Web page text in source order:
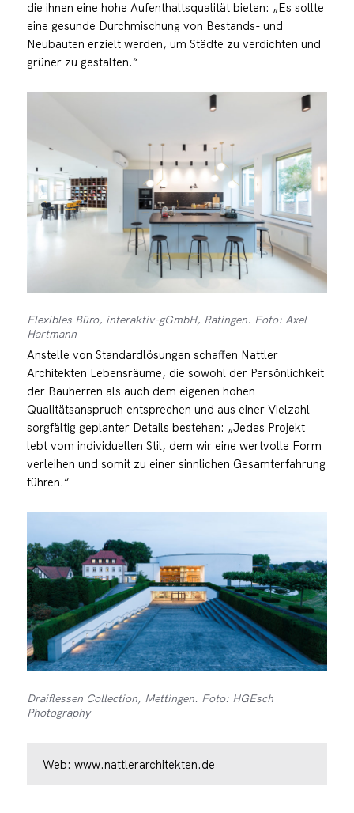
die ihnen eine hohe Aufenthaltsqualität bieten: „Es sollte
eine gesunde Durchmischung von Bestands- und
Neubauten erzielt werden, um Städte zu verdichten und
grüner zu gestalten.“
Flexibles Büro, interaktiv-gGmbH, Ratingen. Foto: Axel
Hartmann
Anstelle von Standardlösungen schaffen Nattler
Architekten Lebensräume, die sowohl der Persönlichkeit
der Bauherren als auch dem eigenen hohen
Qualitätsanspruch entsprechen und aus einer Vielzahl
sorgfältig geplanter Details bestehen: „Jedes Projekt
lebt vom individuellen Stil, dem wir eine wertvolle Form
verleihen und somit zu einer sinnlichen Gesamterfahrung
führen.“
Draiflessen Collection, Mettingen. Foto: HGEsch
Photography
Web: www.nattlerarchitekten.de